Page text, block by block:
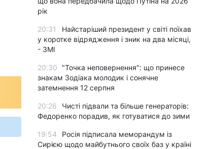
рік
20:31
Найстаріший президент у світі поїхав
у коротке відрядження і зник на два місяці,
- ЗМІ
20:30
"Точка неповернення": що принесе
знакам Зодіака молодик і сонячне
затемнення 12 серпня
20:26
Чисті підвали та більше генераторів:
Федоренко порадив, як готуватися до зими
19:54
Росія підписала меморандум із
Сирією щодо майбутнього своїх баз у країні